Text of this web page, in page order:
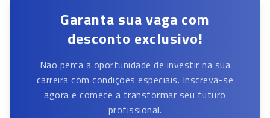
Garanta sua vaga com
desconto exclusivo!
Não perca a oportunidade de investir na sua
carreira com condições especiais. Inscreva-se
agora e comece a transformar seu futuro
profissional.